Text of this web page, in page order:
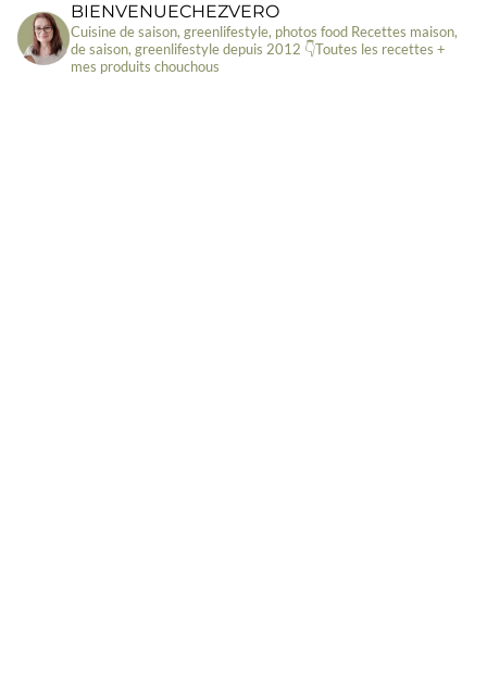
BIENVENUECHEZVERO
Cuisine de saison, greenlifestyle, photos food Recettes maison,
de saison, greenlifestyle depuis 2012 👇Toutes les recettes +
mes produits chouchous